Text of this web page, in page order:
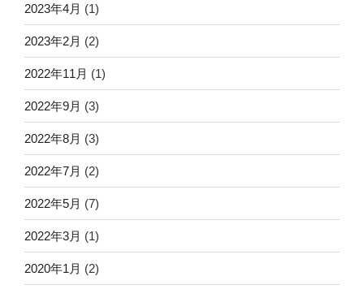
2023年4月 (1)
2023年2月 (2)
2022年11月 (1)
2022年9月 (3)
2022年8月 (3)
2022年7月 (2)
2022年5月 (7)
2022年3月 (1)
2020年1月 (2)